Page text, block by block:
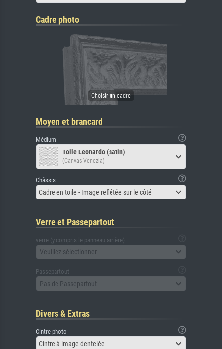
Cadre photo
Moyen et brancard
Médium
Toile Leonardo (satin)
(Canvas Venezia)
Châssis
Cadre en toile - Image reflétée sur le côté
Verre et Passepartout
verre (y compris le panneau arrière)
Veuillez sélectionner
Passepartout
Pas de Passepartout
Divers & Extras
Cintre photo
Cintre à image dentelée